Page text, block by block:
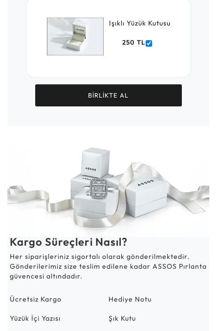
Işıklı Yüzük Kutusu
250 TL
BİRLİKTE AL
Kargo Süreçleri Nasıl?
Her siparişleriniz sigortalı olarak gönderilmektedir.
Gönderilerimiz size teslim edilene kadar ASSOS Pırlanta
güvencesi altındadır.
Ücretsiz Kargo Hediye Notu
Yüzük İçi Yazısı Şık Kutu